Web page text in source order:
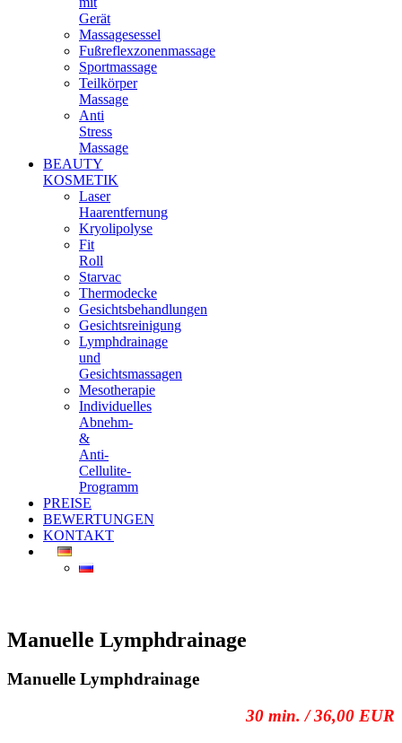
Gerät
Massagesessel
Fußreflexzonenmassage
Sportmassage
Teilkörper
Massage
Anti
Stress
Massage
BEAUTY
KOSMETIK
Laser
Haarentfernung
Kryolipolyse
Fit
Roll
Starvac
Thermodecke
Gesichtsbehandlungen
Gesichtsreinigung
Lymphdrainage
und
Gesichtsmassagen
Mesotherapie
Individuelles
Abnehm-
&
Anti-
Cellulite-
Programm
PREISE
BEWERTUNGEN
KONTAKT
Manuelle Lymphdrainage
Manuelle Lymphdrainage
30 min. / 36,00 EUR